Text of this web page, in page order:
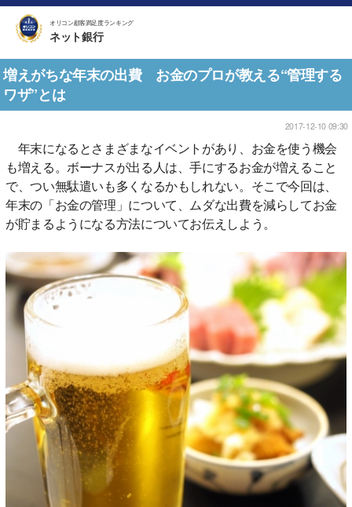
オリコン顧客満足度ランキング
ネット銀行
増えがちな年末の出費 お金のプロが教える“管理する
ワザ”とは
2017-12-10 09:30
年末になるとさまざまなイベントがあり、お金を使う機会
も増える。ボーナスが出る人は、手にするお金が増えること
で、つい無駄遣いも多くなるかもしれない。そこで今回は、
年末の「お金の管理」について、ムダな出費を減らしてお金
が貯まるようになる方法についてお伝えしよう。